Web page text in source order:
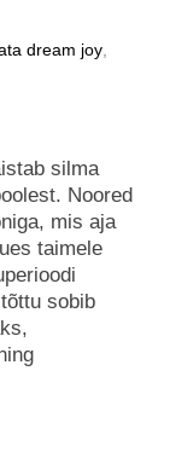
dream joy
silma
Noored
mis aja
taimele
sobib